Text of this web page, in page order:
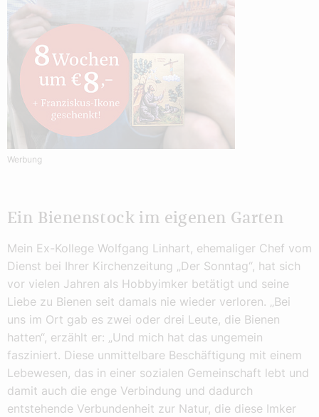
Werbung
Ein Bienenstock im eigenen Garten
Mein Ex-Kollege Wolfgang Linhart, ehemaliger Chef vom
Dienst bei Ihrer Kirchenzeitung „Der Sonntag“, hat sich
vor vielen Jahren als Hobbyimker betätigt und seine
Liebe zu Bienen seit damals nie wieder verloren. „Bei
uns im Ort gab es zwei oder drei Leute, die Bienen
hatten“, erzählt er: „Und mich hat das ungemein
fasziniert. Diese unmittelbare Beschäftigung mit einem
Lebewesen, das in einer sozialen Gemeinschaft lebt und
damit auch die enge Verbindung und dadurch
entstehende Verbundenheit zur Natur, die diese Imker